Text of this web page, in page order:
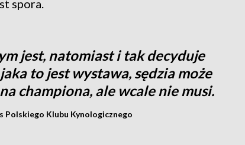
spora.
jest, natomiast i tak decyduje
to jest wystawa, sędzia może
championa, ale wcale nie musi.
Polskiego Klubu Kynologicznego